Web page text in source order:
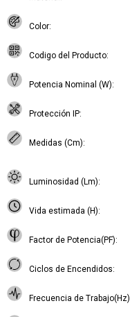
Color
Codigo del Producto
Potencia Nominal (W)
Protección IP
Medidas (Cm)
Luminosidad (Lm)
Vida estimada (H)
Factor de Potencia(PF)
Ciclos de Encendidos
Frecuencia de Trabajo(Hz)